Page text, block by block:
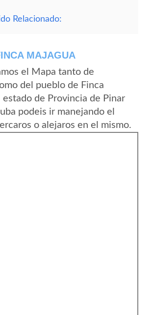
Relacionado:
MAJAGUA
el Mapa tanto de
del pueblo de Finca
estado de Provincia de Pinar
podeis ir manejando el
o alejaros en el mismo.